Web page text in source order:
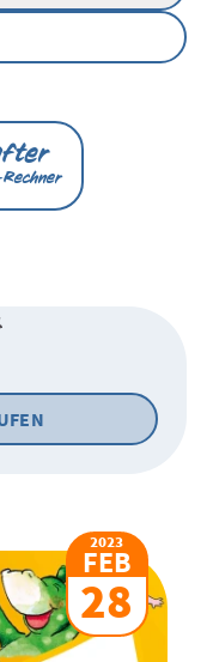
2023
FEB
28